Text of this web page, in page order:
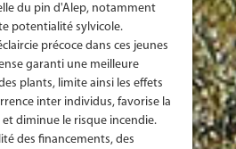
du pin d'Alep, notamment
potentialité sylvicole.
précoce dans ces jeunes
garanti une meilleure
plants, limite ainsi les effets
inter individus, favorise la
diminue le risque incendie.
des financements, des